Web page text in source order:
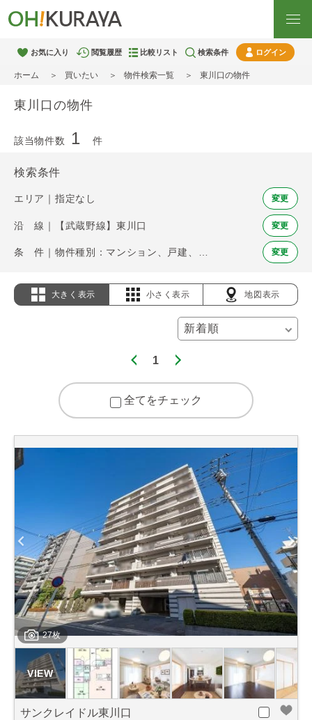
お気に入り 閲覧履歴 比較リスト 検索条件 ログイン
ホーム 買いたい 物件検索一覧 東川口の物件
東川口の物件
該当物件数 1 件
検索条件
エリア｜指定なし 変更
沿 線｜【武蔵野線】東川口 変更
変更
大きく表示 小さく表示 地図表示
1
全てをチェック
27枚
サンクレイドル東川口